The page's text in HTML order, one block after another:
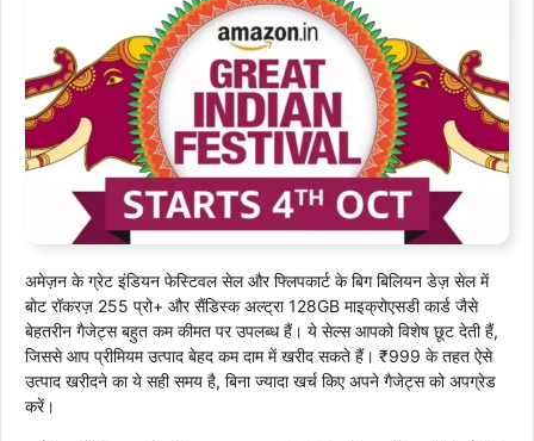
अमेज़न के ग्रेट इंडियन फेस्टिवल सेल और फ्लिपकार्ट के बिग बिलियन डेज़ सेल में
बोट रॉकरज़ 255 प्रो+ और सैंडिस्क अल्ट्रा 128GB माइक्रोएसडी कार्ड जैसे
बेहतरीन गैजेट्स बहुत कम कीमत पर उपलब्ध हैं। ये सेल्स आपको विशेष छूट देती हैं,
जिससे आप प्रीमियम उत्पाद बेहद कम दाम में खरीद सकते हैं। ₹999 के तहत ऐसे
उत्पाद खरीदने का ये सही समय है, बिना ज्यादा खर्च किए अपने गैजेट्स को अपग्रेड
करें।